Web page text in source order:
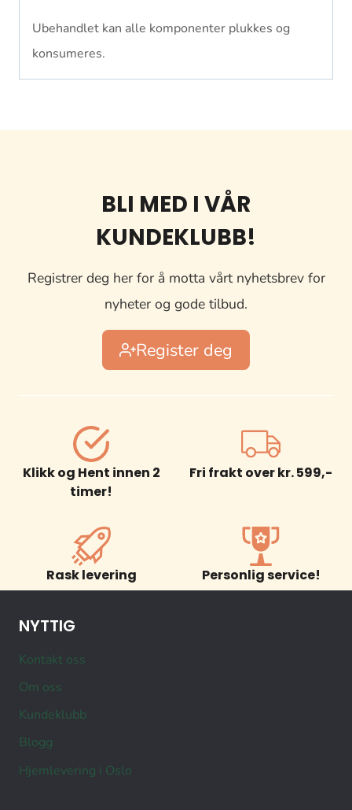
Ubehandlet kan alle komponenter plukkes og
konsumeres.
BLI MED I VÅR
KUNDEKLUBB!
Registrer deg her for å motta vårt nyhetsbrev for
nyheter og gode tilbud.
Register deg
Klikk og Hent innen 2
timer!
Fri frakt over kr. 599,-
Rask levering Personlig service!
NYTTIG
Kontakt oss
Om oss
Kundeklubb
Blogg
Hjemlevering i Oslo